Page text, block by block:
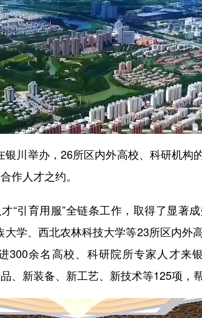
川举办，26所区内外高校、科研机构
作人才之约。
引育用服”全链条工作，取得了显著成
学、西北农林科技大学等23所区内外
300余名高校、科研院所专家人才来
、新装备、新工艺、新技术等125项，